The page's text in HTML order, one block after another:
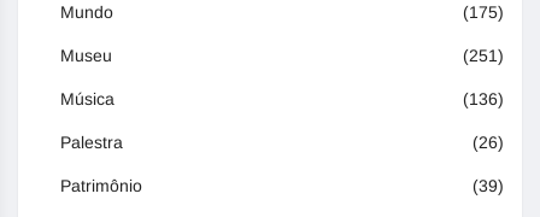
Mundo (175)
Museu (251)
Música (136)
Palestra (26)
Patrimônio (39)